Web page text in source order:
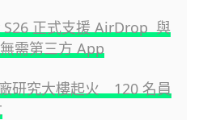
正式支援 AirDrop 與
需第三方 App
研究大樓起火 120 名員